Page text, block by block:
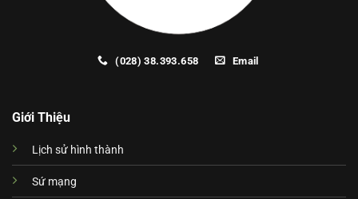
(028) 38.393.658 Email
Giới Thiệu
Lịch sử hình thành
Sứ mạng